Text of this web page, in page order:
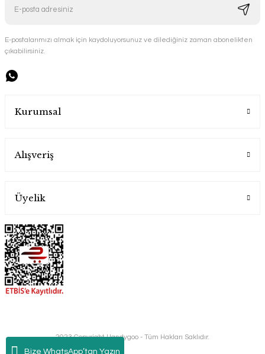
Bize WhatsApp’tan Yazın
Handygoo El İşlemesi Bakır Tabak Seti
Handygoo
5.000,00 TL
Handygoo Palace Dish El İşlemesi Bakır Tabak
E-postalarımızı almak için kaydoluyorsunuz ve dilediğiniz zaman abonelikten
çıkabilirsiniz.
Kurumsal
Alışveriş
Üyelik
2023 Copyright Handygoo - Tüm Hakları Saklıdır.